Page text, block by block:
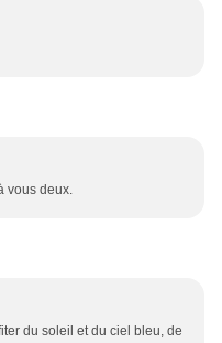
vous deux.
du soleil et du ciel bleu, de